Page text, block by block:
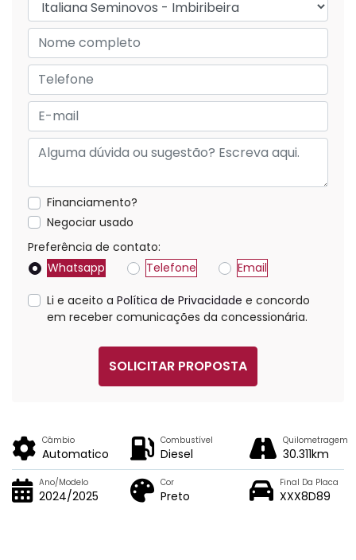
Financiamento?
Negociar usado
Preferência de contato:
Whatsapp
Telefone Email
Li e aceito a Política de Privacidade e concordo
em receber comunicações da concessionária.
SOLICITAR PROPOSTA
Câmbio
Automatico
Combustível
Diesel
Quilometragem
30.311km
Ano/Modelo
2024/2025
Cor
Preto
Final Da Placa
XXX8D89